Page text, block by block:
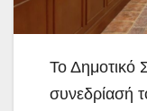
Το Δημοτικό
συνεδρίασή